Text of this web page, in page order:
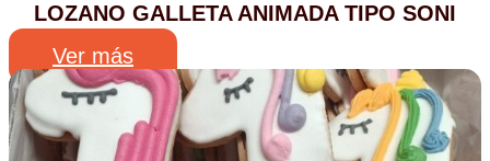
LOZANO GALLETA ANIMADA TIPO SONI
Ver más